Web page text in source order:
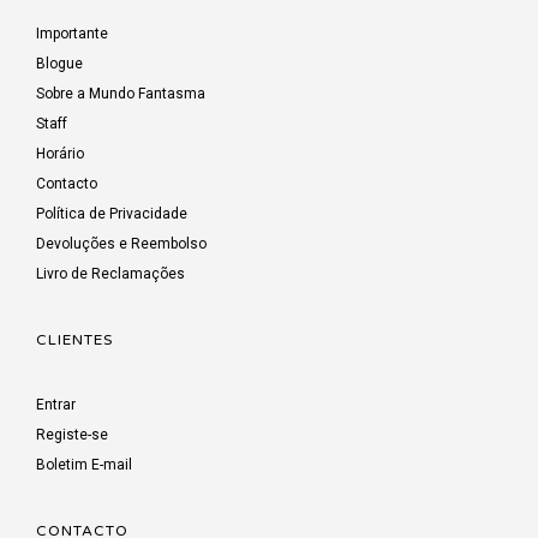
Importante
Blogue
Sobre a Mundo Fantasma
Staff
Horário
Contacto
Política de Privacidade
Devoluções e Reembolso
Livro de Reclamações
CLIENTES
Entrar
Registe-se
Boletim E-mail
CONTACTO